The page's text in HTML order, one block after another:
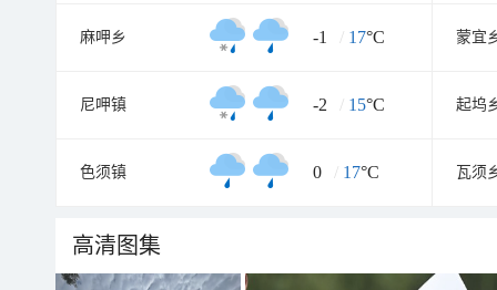
麻呷乡 -1 / 17°C 蒙宜
尼呷镇 -2 / 15°C 起坞
色须镇 0 / 17°C 瓦须
高清图集